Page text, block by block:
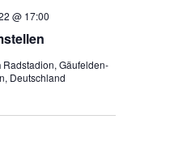
@ 17:00
Radstadion, Gäufelden-
Deutschland